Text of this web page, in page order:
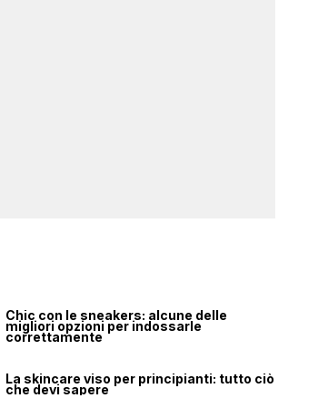
Chic con le sneakers: alcune delle
migliori opzioni per indossarle
correttamente
La skincare viso per principianti: tutto ciò
che devi sapere